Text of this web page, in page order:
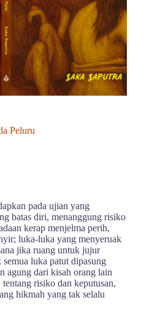
Peluru
pada ujian yang
batas diri, menanggung risiko
kerap menjelma perih,
luka-luka yang menyeruak
jika ruang untuk jujur
luka patut dipasung
agung dari kisah orang lain
risiko dan keputusan,
hikmah yang tak selalu